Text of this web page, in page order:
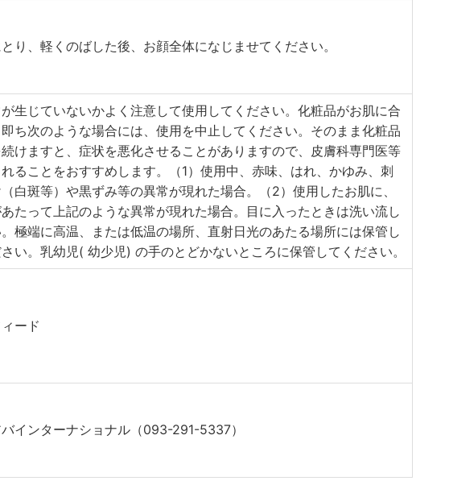
り、軽くのばした後、お顔全体になじませてください。
生じていないかよく注意して使用してください。化粧品がお肌に合
ち次のような場合には、使用を中止してください。そのまま化粧品
けますと、症状を悪化させることがありますので、皮膚科専門医等
ることをおすすめします。（1）使用中、赤味、はれ、かゆみ、刺
白斑等）や黒ずみ等の異常が現れた場合。（2）使用したお肌に、
たって上記のような異常が現れた場合。目に入ったときは洗い流し
極端に高温、または低温の場所、直射日光のあたる場所には保管し
い。乳幼児( 幼少児) の手のとどかないところに保管してください。
ード
インターナショナル（093-291-5337）